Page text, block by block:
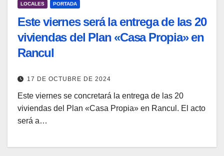
LOCALES PORTADA
Este viernes será la entrega de las 20
viviendas del Plan «Casa Propia» en
Rancul
17 DE OCTUBRE DE 2024
Este viernes se concretará la entrega de las 20
viviendas del Plan «Casa Propia» en Rancul. El acto
será a…